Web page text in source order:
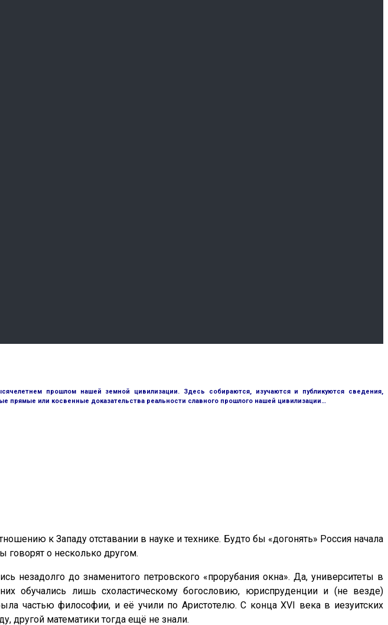
прошлом нашей земной цивилизации. Здесь собираются, изучаются и публикуются сведения,
или косвенные доказательства реальности славного прошлого нашей цивилизации…
к Западу отставании в науке и технике. Будто бы «догонять» Россия начала
говорят о несколько другом.
незадолго до знаменитого петровского «прорубания окна». Да, университеты в
обучались лишь схоластическому богословию, юриспруденции и (не везде)
частью философии, и её учили по Аристотелю. С конца XVI века в иезуитских
другой математики тогда ещё не знали.